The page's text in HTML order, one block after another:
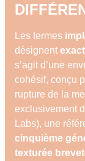
Les termes
désignent
s’agit d’une
cohésif, conçu
rupture de la
exclusivement
Labs), une
cinquième
texturée